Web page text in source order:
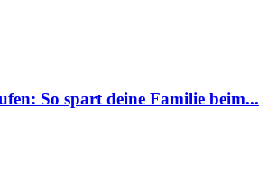
So spart deine Familie beim...